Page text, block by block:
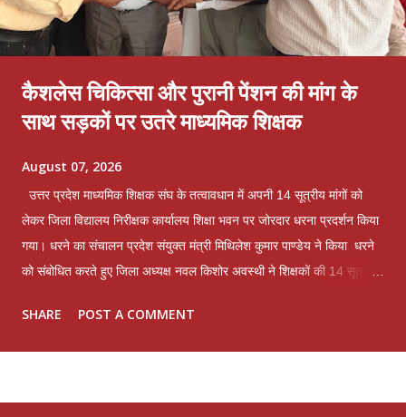
कैशलेस चिकित्सा और पुरानी पेंशन की मांग के
साथ सड़कों पर उतरे माध्यमिक शिक्षक
August 07, 2026
उत्तर प्रदेश माध्यमिक शिक्षक संघ के तत्वावधान में अपनी 14 सूत्रीय मांगों को
लेकर जिला विद्यालय निरीक्षक कार्यालय शिक्षा भवन पर जोरदार धरना प्रदर्शन किया
गया। धरने का संचालन प्रदेश संयुक्त मंत्री मिथिलेश कुमार पाण्डेय ने किया धरने
को संबोधित करते हुए जिला अध्यक्ष नवल किशोर अवस्थी ने शिक्षकों की 14 सूत्रीय
संरक्षक भगवान शंकर त्रिवेदी ने कहा कि लखनऊ मांटेसरी इंटर कॉलेज में व्यक्तिगत
SHARE POST A COMMENT